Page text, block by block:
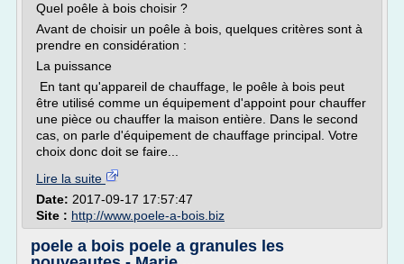
Quel poêle à bois choisir ?
Avant de choisir un poêle à bois, quelques critères sont à
prendre en considération :
La puissance
En tant qu'appareil de chauffage, le poêle à bois peut
être utilisé comme un équipement d'appoint pour chauffer
une pièce ou chauffer la maison entière. Dans le second
cas, on parle d'équipement de chauffage principal. Votre
choix donc doit se faire...
Lire la suite
Date: 2017-09-17 17:57:47
Site : http://www.poele-a-bois.biz
poele a bois poele a granules les